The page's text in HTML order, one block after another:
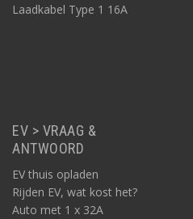
Laadkabel Type 1 16A
EV > VRAAG &
ANTWOORD
EV thuis opladen
Rijden EV, wat kost het?
Auto met 1 x 32A